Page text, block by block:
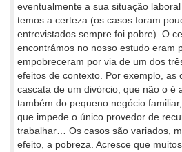
eventualmente a sua situação
temos a certeza (os casos foram
entrevistados sempre foi pobre). O
encontrámos no nosso estudo eram
empobreceram por via de um dos
efeitos de contexto. Por exemplo, as
cascata de um divórcio, que não o é
também do pequeno negócio
que impede o único provedor de
trabalhar… Os casos são variados,
efeito, a pobreza. Acresce que